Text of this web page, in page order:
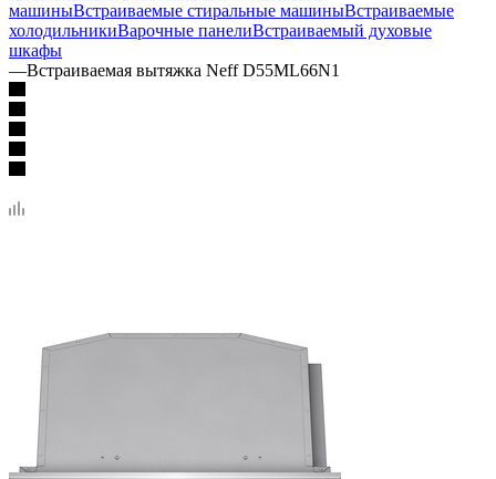
машиныВстраиваемые стиральные машиныВстраиваемые
холодильникиВарочные панелиВстраиваемый духовые
шкафы
—Встраиваемая вытяжка Neff D55ML66N1